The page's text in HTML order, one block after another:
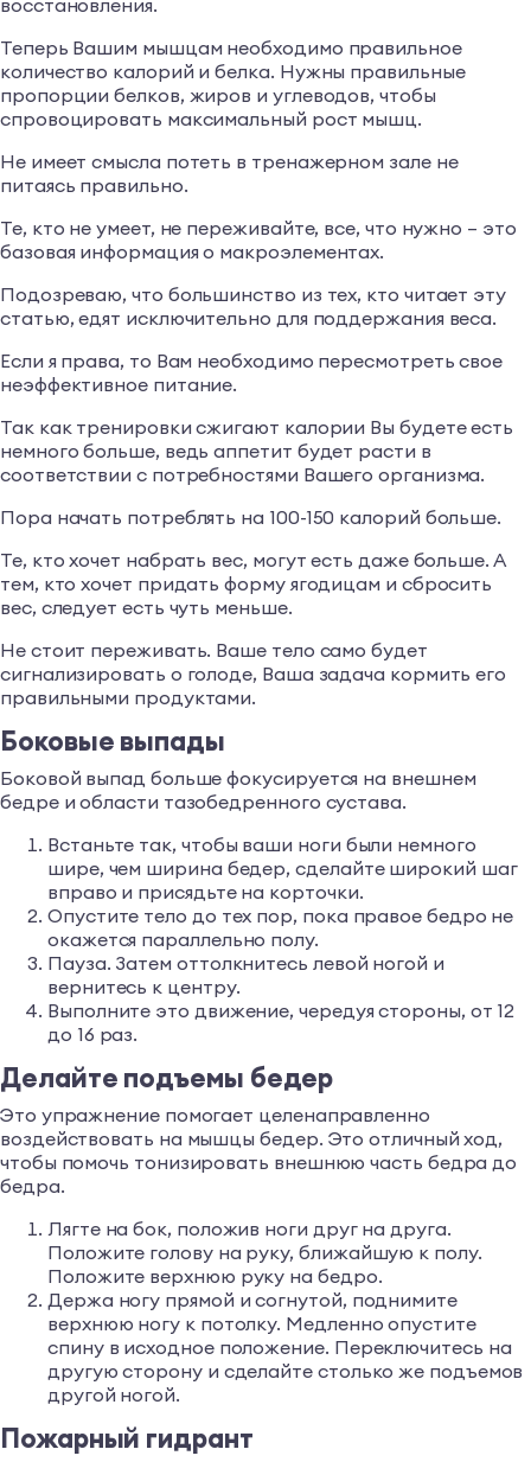
восстановления.
Теперь Вашим мышцам необходимо правильное
количество калорий и белка. Нужны правильные
пропорции белков, жиров и углеводов, чтобы
спровоцировать максимальный рост мышц.
Не имеет смысла потеть в тренажерном зале не
питаясь правильно.
Те, кто не умеет, не переживайте, все, что нужно – это
базовая информация о макроэлементах.
Подозреваю, что большинство из тех, кто читает эту
статью, едят исключительно для поддержания веса.
Если я права, то Вам необходимо пересмотреть свое
неэффективное питание.
Так как тренировки сжигают калории Вы будете есть
немного больше, ведь аппетит будет расти в
соответствии с потребностями Вашего организма.
Пора начать потреблять на 100-150 калорий больше.
Те, кто хочет набрать вес, могут есть даже больше. А
тем, кто хочет придать форму ягодицам и сбросить
вес, следует есть чуть меньше.
Не стоит переживать. Ваше тело само будет
сигнализировать о голоде, Ваша задача кормить его
правильными продуктами.
Боковые выпады
Боковой выпад больше фокусируется на внешнем
бедре и области тазобедренного сустава.
Встаньте так, чтобы ваши ноги были немного
шире, чем ширина бедер, сделайте широкий шаг
вправо и присядьте на корточки.
Опустите тело до тех пор, пока правое бедро не
окажется параллельно полу.
Пауза. Затем оттолкнитесь левой ногой и
вернитесь к центру.
Выполните это движение, чередуя стороны, от 12
до 16 раз.
Делайте подъемы бедер
Это упражнение помогает целенаправленно
воздействовать на мышцы бедер. Это отличный ход,
чтобы помочь тонизировать внешнюю часть бедра до
бедра.
Лягте на бок, положив ноги друг на друга.
Положите голову на руку, ближайшую к полу.
Положите верхнюю руку на бедро.
Держа ногу прямой и согнутой, поднимите
верхнюю ногу к потолку. Медленно опустите
спину в исходное положение. Переключитесь на
другую сторону и сделайте столько же подъемов
другой ногой.
Пожарный гидрант